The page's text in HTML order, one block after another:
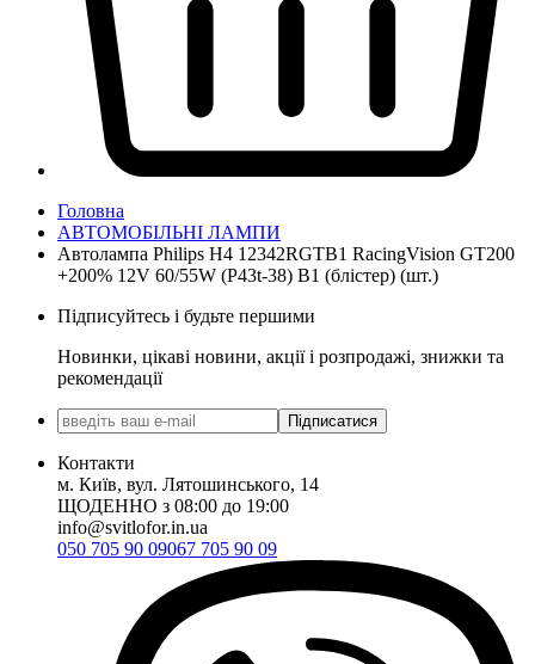
Головна
АВТОМОБІЛЬНІ ЛАМПИ
Автолампа Philips H4 12342RGTВ1 RacingVision GT200
+200% 12V 60/55W (P43t-38) В1 (блістер) (шт.)
Підписуйтесь і будьте першими
Новинки, цікаві новини, акції і розпродажі, знижки та
рекомендації
Підписатися
Контакти
м. Київ, вул. Лятошинського, 14
ЩОДЕННО з 08:00 до 19:00
info@svitlofor.in.ua
050 705 90 09067 705 90 09